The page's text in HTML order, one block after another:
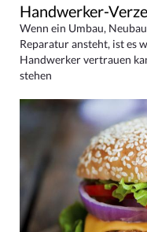
Handwerker-
Wenn ein Umbau,
Reparatur ansteht, ist es
Handwerker vertrauen
stehen